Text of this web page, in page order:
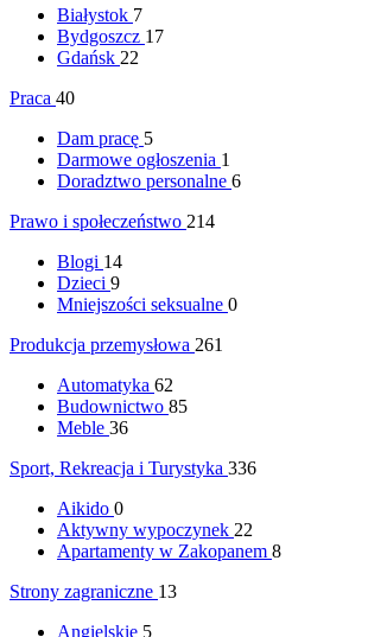
Białystok 7
Bydgoszcz 17
Gdańsk 22
Praca 40
Dam pracę 5
Darmowe ogłoszenia 1
Doradztwo personalne 6
Prawo i społeczeństwo 214
Blogi 14
Dzieci 9
Mniejszości seksualne 0
Produkcja przemysłowa 261
Automatyka 62
Budownictwo 85
Meble 36
Sport, Rekreacja i Turystyka 336
Aikido 0
Aktywny wypoczynek 22
Apartamenty w Zakopanem 8
Strony zagraniczne 13
Angielskie 5